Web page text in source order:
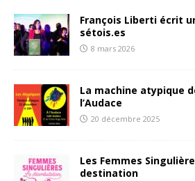
François Liberti écrit
sétois.es
8 mars 2026
La machine atypique
l’Audace
20 décembre 2025
Les Femmes
destination